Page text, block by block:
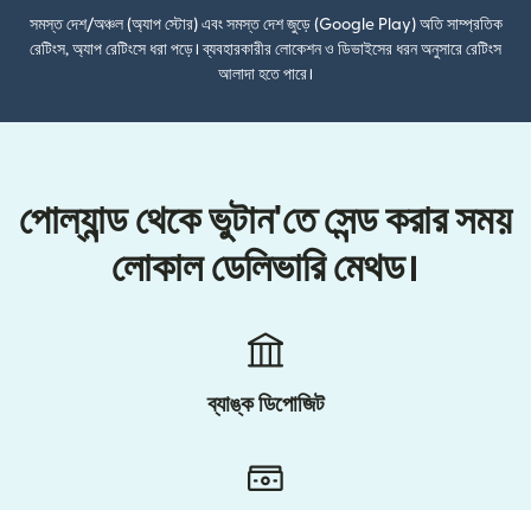
সমস্ত দেশ/অঞ্চল (অ্যাপ স্টোর) এবং সমস্ত দেশ জুড়ে (Google Play) অতি সাম্প্রতিক
রেটিংস, অ্যাপ রেটিংসে ধরা পড়ে। ব্যবহারকারীর লোকেশন ও ডিভাইসের ধরন অনুসারে রেটিংস
আলাদা হতে পারে।
পোল্যান্ড থেকে ভুটান'তে সেন্ড করার সময়
লোকাল ডেলিভারি মেথড।
ব্যাঙ্ক ডিপোজিট